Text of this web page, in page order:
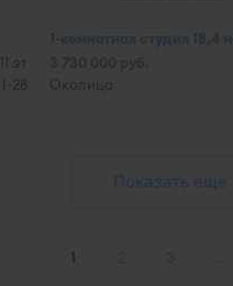
11 эт
I-28
1-комнатная студия 18,4 м
Околица
Показать еще
1 2 3